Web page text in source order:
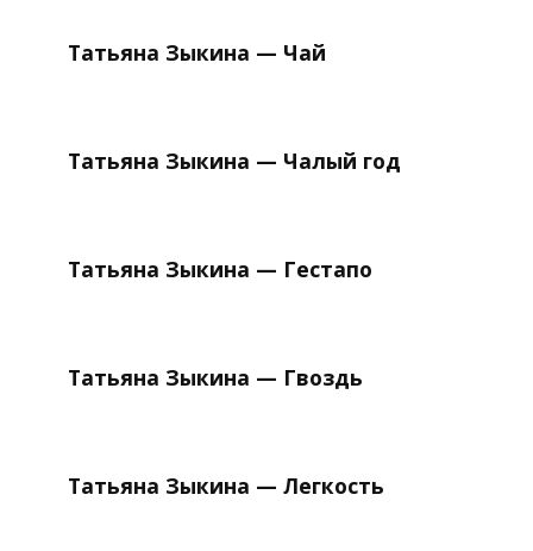
Татьяна Зыкина — Чай
Татьяна Зыкина — Чалый год
Татьяна Зыкина — Гестапо
Татьяна Зыкина — Гвоздь
Татьяна Зыкина — Легкость